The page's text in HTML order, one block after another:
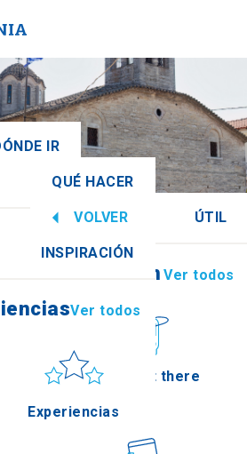
IR
QUÉ HACER
VOLVER ÚTIL
Información Ver todos
How to get there
INSPIRACIÓN
Ver todos
Experiencias